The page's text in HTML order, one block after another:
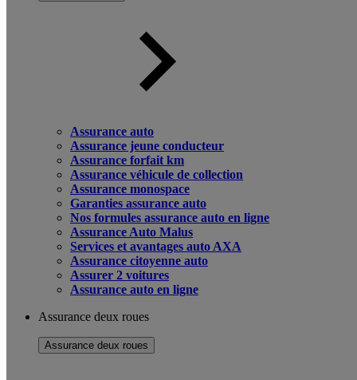
Assurance auto
Assurance jeune conducteur
Assurance forfait km
Assurance véhicule de collection
Assurance monospace
Garanties assurance auto
Nos formules assurance auto en ligne
Assurance Auto Malus
Services et avantages auto AXA
Assurance citoyenne auto
Assurer 2 voitures
Assurance auto en ligne
Assurance deux roues
Assurance deux roues